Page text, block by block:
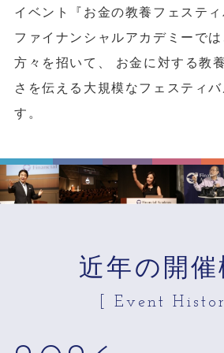
イベント『お金の教養フェスティ
ファイナンシャルアカデミーで
方々を招いて、 お金に対する教
さを伝える大規模なフェスティ
す。
近年の開催
[ Event